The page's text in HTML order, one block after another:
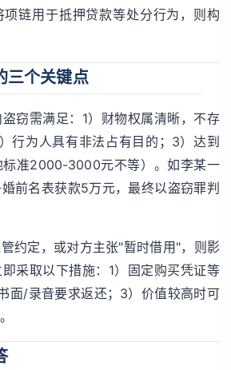
链用于抵押贷款等处分行为，则构
三个关键点
窃需满足：1）财物权属清晰，不存
行为人具有非法占有目的；3）达到
标准2000-3000元不等）。如李某一
前名表获款5万元，最终以盗窃罪判
约定，或对方主张"暂时借用"，则影
采取以下措施：1）固定购买凭证等
面/录音要求返还；3）价值较高时可